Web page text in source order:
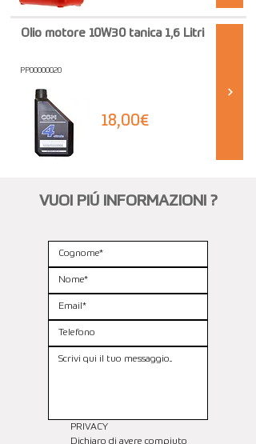
Olio motore 10W30 tanica 1,6 Litri
PP00000020
18,00€
VUOI PIÚ INFORMAZIONI ?
PRIVACY
Dichiaro di avere compiuto